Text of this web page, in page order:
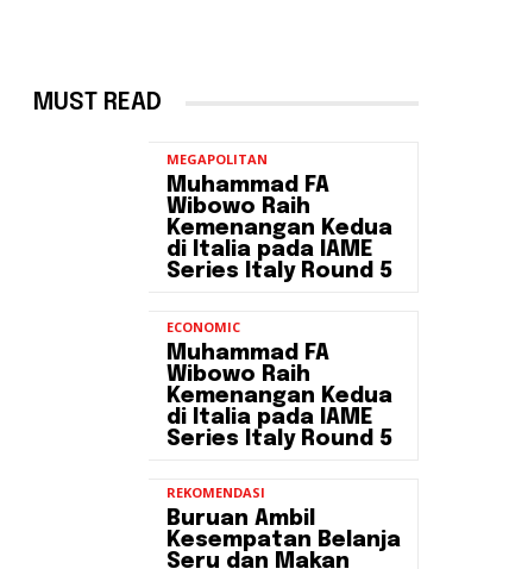
MUST READ
MEGAPOLITAN
Muhammad FA
Wibowo Raih
Kemenangan Kedua
di Italia pada IAME
Series Italy Round 5
ECONOMIC
Muhammad FA
Wibowo Raih
Kemenangan Kedua
di Italia pada IAME
Series Italy Round 5
REKOMENDASI
Buruan Ambil
Kesempatan Belanja
Seru dan Makan